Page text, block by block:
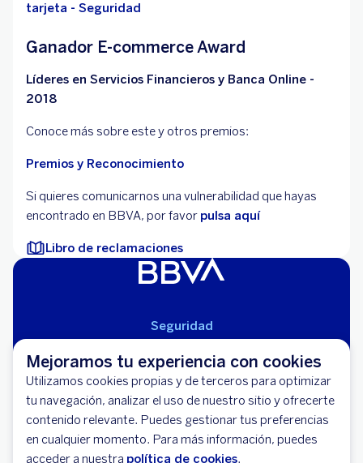
Mejoramos tu experiencia con cookies
Utilizamos cookies propias y de terceros para optimizar
tu navegación, analizar el uso de nuestro sitio y ofrecerte
contenido relevante. Puedes gestionar tus preferencias
en cualquier momento. Para más información, puedes
acceder a nuestra política de cookies.
tarjeta - Seguridad
Ganador E-commerce Award
Líderes en Servicios Financieros y Banca Online -
2018
Conoce más sobre este y otros premios:
Premios y Reconocimiento
Si quieres comunicarnos una vulnerabilidad que hayas
encontrado en BBVA, por favor pulsa aquí
Libro de reclamaciones
Seguridad
Cláusulas Generales de Contratación
Mapa del Sitio
Libro de Reclamaciones
Llámanos (01) 595-0000
Banco BBVA Perú - RUC 20100130204